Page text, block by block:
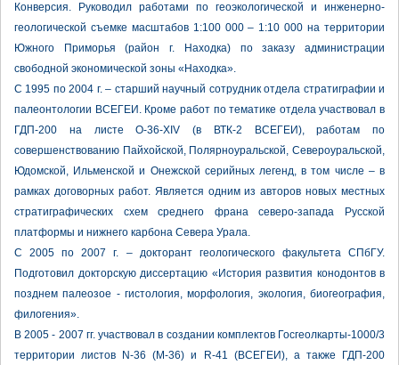
Конверсия. Руководил работами по геоэкологической и инженерно-
геологической съемке масштабов 1:100 000 – 1:10 000 на территории
Южного Приморья (район г. Находка) по заказу администрации
свободной экономической зоны «Находка».
С 1995 по 2004 г. – старший научный сотрудник отдела стратиграфии и
палеонтологии ВСЕГЕИ. Кроме работ по тематике отдела участвовал в
ГДП-200 на листе О-36-XIV (в ВТК-2 ВСЕГЕИ), работам по
совершенствованию Пайхойской, Полярноуральской, Североуральской,
Юдомской, Ильменской и Онежской серийных легенд, в том числе – в
рамках договорных работ. Является одним из авторов новых местных
стратиграфических схем среднего франа северо-запада Русской
платформы и нижнего карбона Севера Урала.
С 2005 по 2007 г. – докторант геологического факультета СПбГУ.
Подготовил докторскую диссертацию «История развития конодонтов в
позднем палеозое - гистология, морфология, экология, биогеография,
филогения».
В 2005 - 2007 гг. участвовал в создании комплектов Госгеолкарты-1000/3
территории листов N-36 (M-36) и R-41 (ВСЕГЕИ), а также ГДП-200